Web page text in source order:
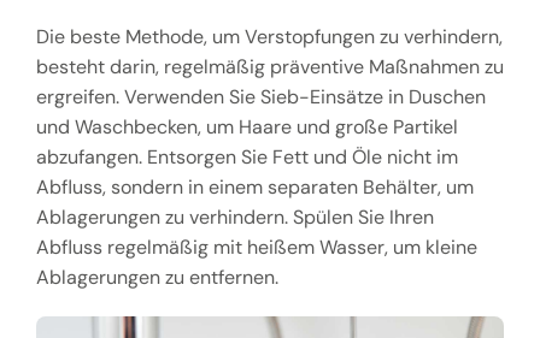
Die beste Methode, um Verstopfungen zu verhindern,
besteht darin, regelmäßig präventive Maßnahmen zu
ergreifen. Verwenden Sie Sieb-Einsätze in Duschen
und Waschbecken, um Haare und große Partikel
abzufangen. Entsorgen Sie Fett und Öle nicht im
Abfluss, sondern in einem separaten Behälter, um
Ablagerungen zu verhindern. Spülen Sie Ihren
Abfluss regelmäßig mit heißem Wasser, um kleine
Ablagerungen zu entfernen.